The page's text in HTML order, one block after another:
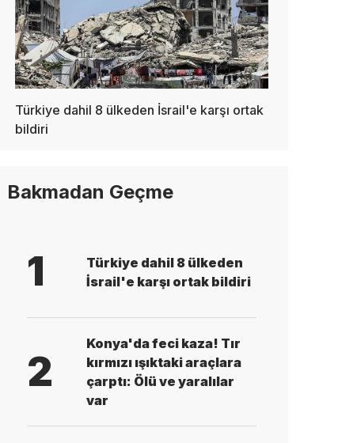
Türkiye dahil 8 ülkeden İsrail'e karşı ortak
bildiri
Bakmadan Geçme
1
Türkiye dahil 8 ülkeden
İsrail'e karşı ortak bildiri
2
Konya'da feci kaza! Tır
kırmızı ışıktaki araçlara
çarptı: Ölü ve yaralılar
var